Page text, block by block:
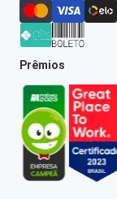
Prêmios